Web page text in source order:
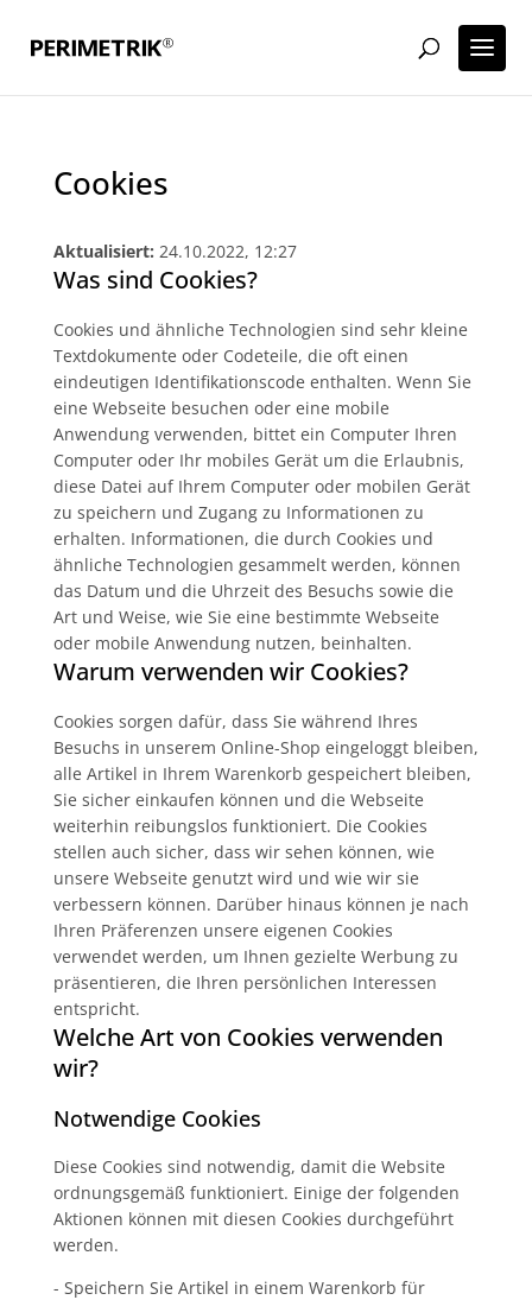
Cookies
Aktualisiert: 24.10.2022, 12:27
Was sind Cookies?
Cookies und ähnliche Technologien sind sehr kleine
Textdokumente oder Codeteile, die oft einen
eindeutigen Identifikationscode enthalten. Wenn Sie
eine Webseite besuchen oder eine mobile
Anwendung verwenden, bittet ein Computer Ihren
Computer oder Ihr mobiles Gerät um die Erlaubnis,
diese Datei auf Ihrem Computer oder mobilen Gerät
zu speichern und Zugang zu Informationen zu
erhalten. Informationen, die durch Cookies und
ähnliche Technologien gesammelt werden, können
das Datum und die Uhrzeit des Besuchs sowie die
Art und Weise, wie Sie eine bestimmte Webseite
oder mobile Anwendung nutzen, beinhalten.
Warum verwenden wir Cookies?
Cookies sorgen dafür, dass Sie während Ihres
Besuchs in unserem Online-Shop eingeloggt bleiben,
alle Artikel in Ihrem Warenkorb gespeichert bleiben,
Sie sicher einkaufen können und die Webseite
weiterhin reibungslos funktioniert. Die Cookies
stellen auch sicher, dass wir sehen können, wie
unsere Webseite genutzt wird und wie wir sie
verbessern können. Darüber hinaus können je nach
Ihren Präferenzen unsere eigenen Cookies
verwendet werden, um Ihnen gezielte Werbung zu
präsentieren, die Ihren persönlichen Interessen
entspricht.
Welche Art von Cookies verwenden
wir?
Notwendige Cookies
Diese Cookies sind notwendig, damit die Website
ordnungsgemäß funktioniert. Einige der folgenden
Aktionen können mit diesen Cookies durchgeführt
werden.
- Speichern Sie Artikel in einem Warenkorb für